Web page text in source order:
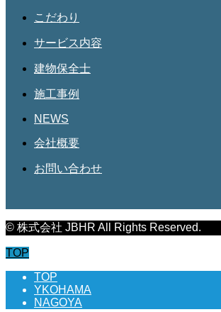
こだわり
サービス内容
建物保全士
施工事例
NEWS
会社概要
お問い合わせ
© 株式会社 JBHR All Rights Reserved.
TOP
TOP
YKOHAMA
NAGOYA